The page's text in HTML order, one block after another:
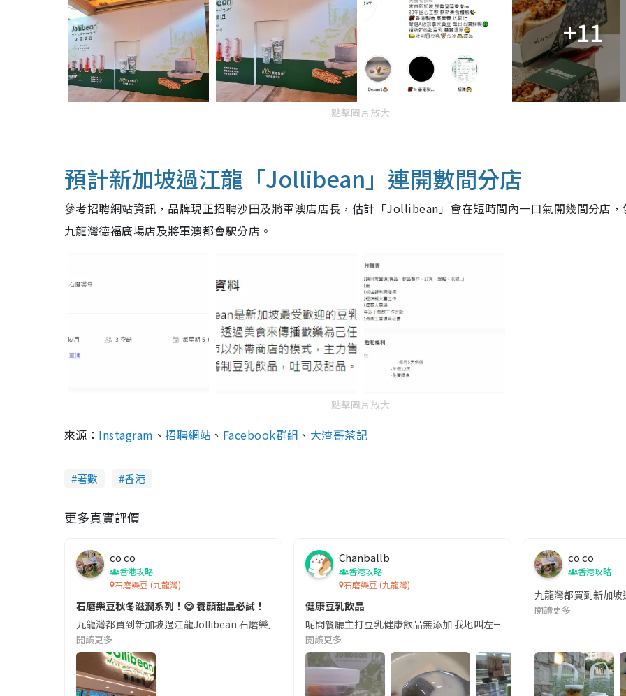
+11
點擊圖片放大
預計新加坡過江龍「Jollibean」連開數間分店
參考招聘網站資訊，品牌現正招聘沙田及將軍澳店店長，估計「Jollibean」會在短時間內一口氣開幾間分店，
九龍灣德福廣場店及將軍澳都會駅分店。
點擊圖片放大
來源： Instagram 、招聘網站 、 Facebook群組 、 大渣哥茶記
著數 香港
更多真實評價
co co
香港攻略
石磨樂豆 (九龍灣)
石磨樂豆秋冬滋潤系列！😋 養顏甜品必試！
九龍灣都買到新加坡過江龍Jollibean 石磨樂豆了～每日石磨鮮製嘅豆類製品，成日都會有創意配搭推出，這次新出的秋冬系
閱讀更多
Chanballb
香港攻略
石磨樂豆 (九龍灣)
健康豆乳飲品
呢間餐廳主打豆乳健康飲品無添加 我地叫左一杯蜜瓜豆乳雪葩：蜜瓜味
閱讀更多
co co
香港攻略
九龍灣都買到新加
閱讀更多